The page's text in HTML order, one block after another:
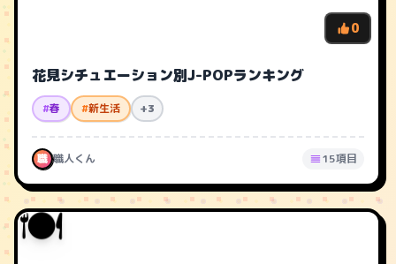
0
花見シチュエーション別J-POPランキング
#春 #新生活 +3
職 職人くん 15項目
🍽️